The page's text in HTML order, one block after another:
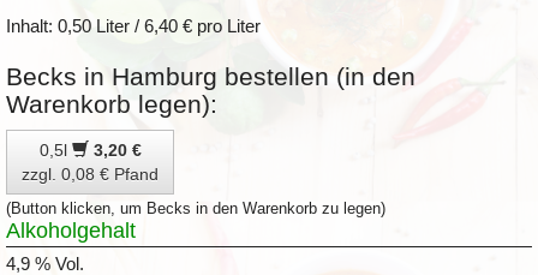
Inhalt: 0,50 Liter / 6,40 € pro Liter
Becks in Hamburg bestellen (in den
Warenkorb legen):
0,5l
3,20 €
zzgl. 0,08 € Pfand
(Button klicken, um Becks in den Warenkorb zu legen)
Alkoholgehalt
4,9 % Vol.